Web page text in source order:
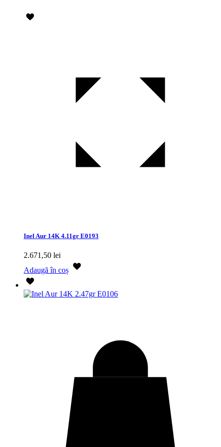
Inel Aur 14K 4.11gr E0193
2.671,50 lei
Adaugă în coș